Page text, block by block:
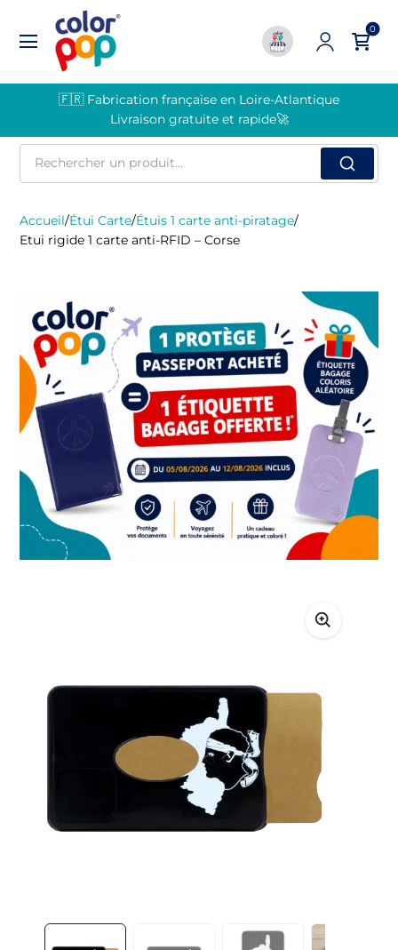
0
🇫🇷 Fabrication française en Loire-Atlantique
Livraison gratuite et rapide🚀
Rechercher
produit
Accueil/Étui Carte/Étuis 1 carte anti-piratage/
Etui rigide 1 carte anti-RFID – Corse